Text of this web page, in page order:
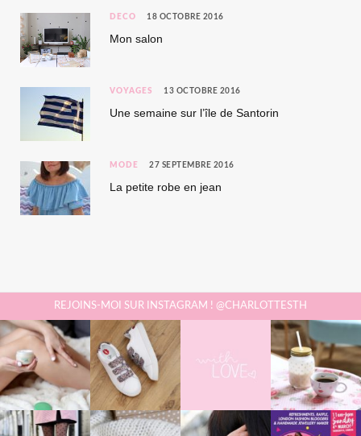
DÉCO 18 OCTOBRE 2016
Mon salon
VOYAGES 13 OCTOBRE 2016
Une semaine sur l’île de Santorin
MODE 27 SEPTEMBRE 2016
La petite robe en jean
REJOINS-MOI SUR INSTAGRAM ! @CHARLOTTESTH